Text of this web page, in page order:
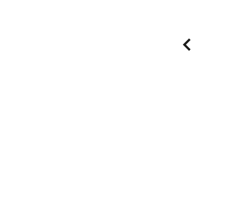
Précédent